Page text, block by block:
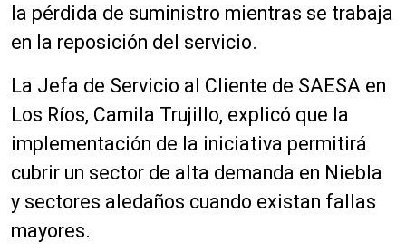
la pérdida de suministro mientras se trabaja
en la reposición del servicio.
La Jefa de Servicio al Cliente de SAESA en
Los Ríos, Camila Trujillo, explicó que la
implementación de la iniciativa permitirá
cubrir un sector de alta demanda en Niebla
y sectores aledaños cuando existan fallas
mayores.